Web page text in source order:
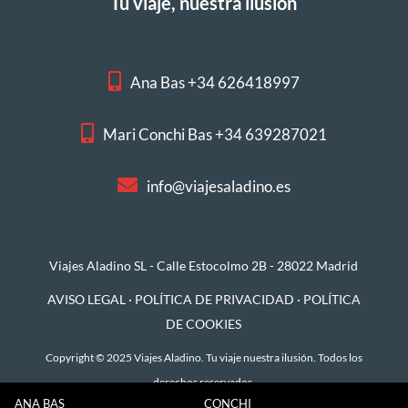
Ana Bas +34 626418997
Mari Conchi Bas +34 639287021
info@viajesaladino.es
Viajes Aladino SL - Calle Estocolmo 2B - 28022 Madrid
AVISO LEGAL · POLÍTICA DE PRIVACIDAD · POLÍTICA
DE COOKIES
Copyright © 2025 Viajes Aladino. Tu viaje nuestra ilusión. Todos los
derechos reservados.
ANA BAS CONCHI